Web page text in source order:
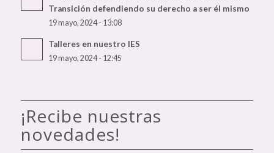
Transición defendiendo su derecho a ser él mismo
19 mayo, 2024 - 13:08
Talleres en nuestro IES
19 mayo, 2024 - 12:45
¡Recibe nuestras
novedades!